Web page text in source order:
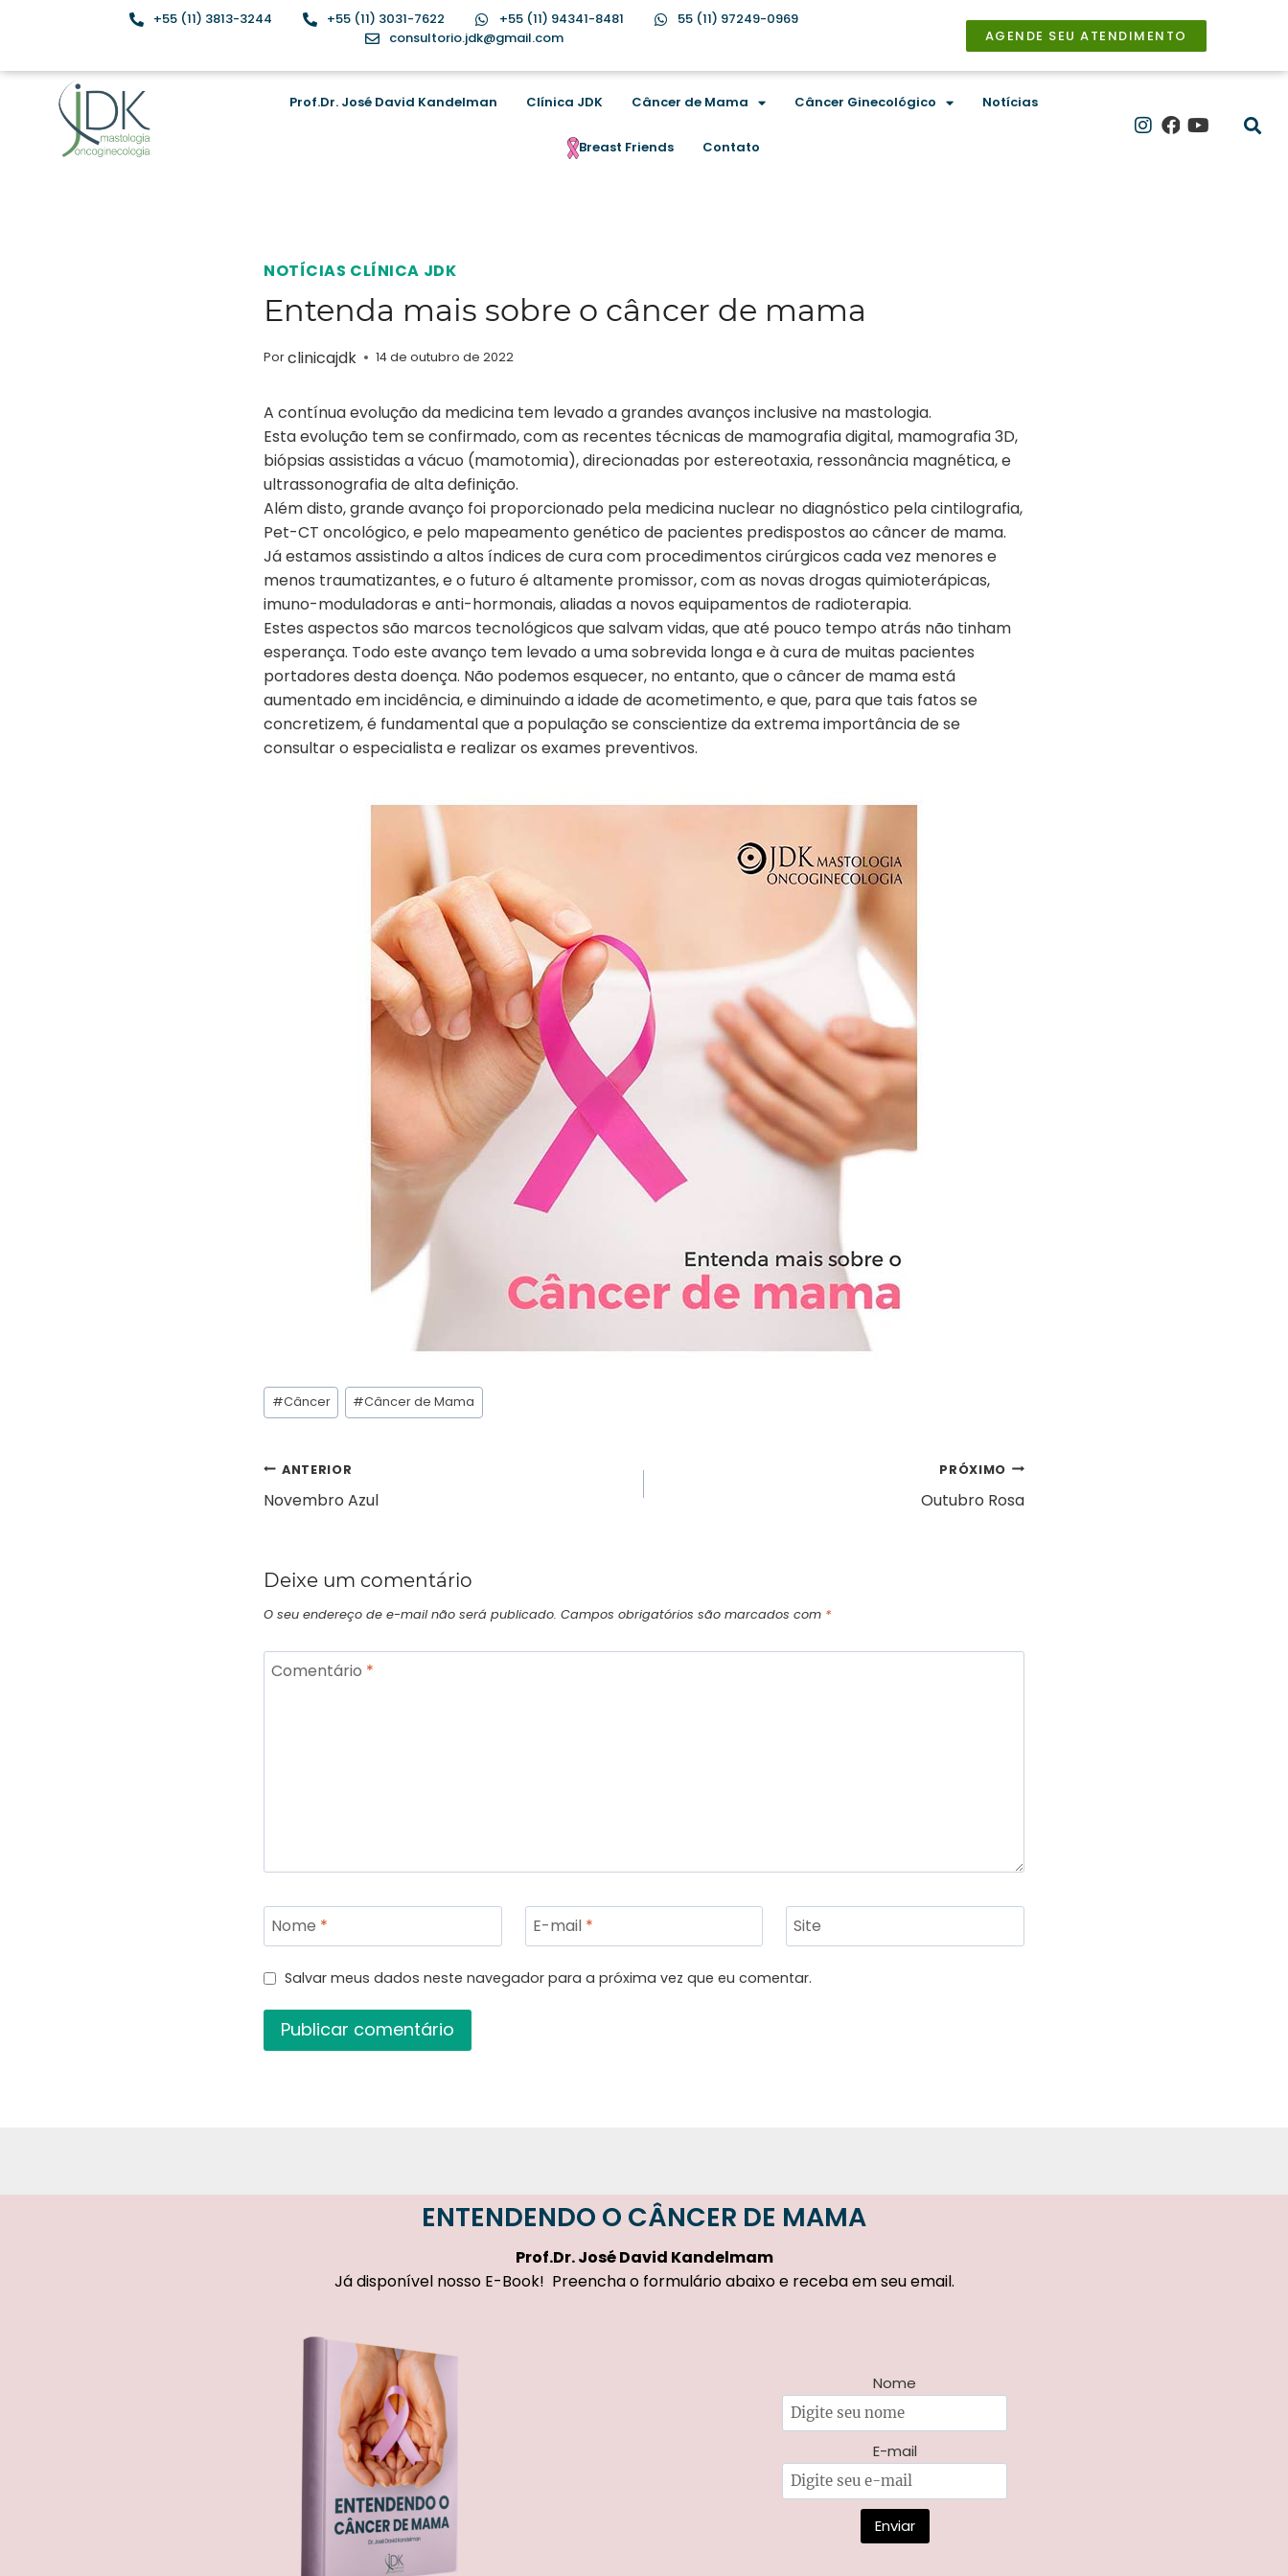
+55 (11) 3813-3244 +55 (11) 3031-7622 +55 (11) 94341-8481
55 (11) 97249-0969
consultorio.jdk@gmail.com
AGENDE SEU ATENDIMENTO
Prof.Dr. José David Kandelman Clínica JDK Câncer de Mama Câncer Ginecológico Notícias
Breast Friends Contato
NOTÍCIAS CLÍNICA JDK
Entenda mais sobre o câncer de mama
Porclinicajdk 14 de outubro de 2022
A contínua evolução da medicina tem levado a grandes avanços inclusive na mastologia.
Esta evolução tem se confirmado, com as recentes técnicas de mamografia digital, mamografia 3D,
biópsias assistidas a vácuo (mamotomia), direcionadas por estereotaxia, ressonância magnética, e
ultrassonografia de alta definição.
Além disto, grande avanço foi proporcionado pela medicina nuclear no diagnóstico pela cintilografia,
Pet-CT oncológico, e pelo mapeamento genético de pacientes predispostos ao câncer de mama.
Já estamos assistindo a altos índices de cura com procedimentos cirúrgicos cada vez menores e
menos traumatizantes, e o futuro é altamente promissor, com as novas drogas quimioterápicas,
imuno-moduladoras e anti-hormonais, aliadas a novos equipamentos de radioterapia.
Estes aspectos são marcos tecnológicos que salvam vidas, que até pouco tempo atrás não tinham
esperança. Todo este avanço tem levado a uma sobrevida longa e à cura de muitas pacientes
portadores desta doença. Não podemos esquecer, no entanto, que o câncer de mama está
aumentado em incidência, e diminuindo a idade de acometimento, e que, para que tais fatos se
concretizem, é fundamental que a população se conscientize da extrema importância de se
consultar o especialista e realizar os exames preventivos.
#Câncer #Câncer de Mama
ANTERIOR
Novembro Azul
PRÓXIMO
Outubro Rosa
Deixe um comentário
O seu endereço de e-mail não será publicado. Campos obrigatórios são marcados com *
Comentário *
Nome * E-mail * Site
Salvar meus dados neste navegador para a próxima vez que eu comentar.
ENTENDENDO O CÂNCER DE MAMA
Prof.Dr.José David Kandelmam
Já disponível nosso E-Book! Preencha o formulário abaixo e receba em seu email.
Nome
E-mail